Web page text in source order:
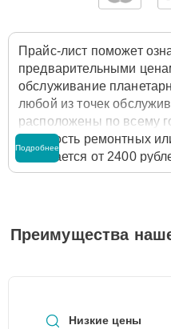
Прайс-лист поможет
предварительными
обслуживание
любой из точек
расположены по всему
стоимость ремонтных
начинается от 2400
виды комплектующих
службы заботы о
стоимости ремонта
Подробнее
Преимущества
Низкие цены